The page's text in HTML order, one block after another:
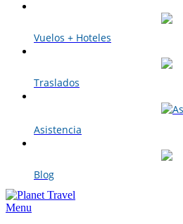
Vuelos + Hoteles
Traslados
Asistencia
Blog
Menu